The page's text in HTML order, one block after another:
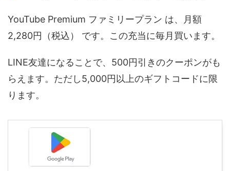
YouTube Premium ファミリープラン は、月額
2,280円（税込） です。この充当に毎月買います。
LINE友達になることで、500円引きのクーポンがも
らえます。ただし5,000円以上のギフトコードに限
ります。